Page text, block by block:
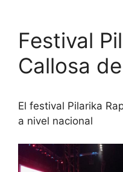
Festival
Callosa
El festival Pilarika
a nivel nacional